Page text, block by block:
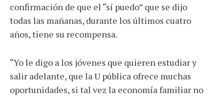
confirmación de que el “sí puedo” que se dijo
todas las mañanas, durante los últimos cuatro
años, tiene su recompensa.
“Yo le digo a los jóvenes que quieren estudiar y
salir adelante, que la U pública ofrece muchas
oportunidades, si tal vez la economía familiar no